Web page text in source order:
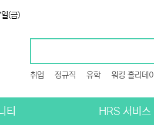
(금)
취업 정규직 유학 워킹 홀리데이
티 HRS 서비스